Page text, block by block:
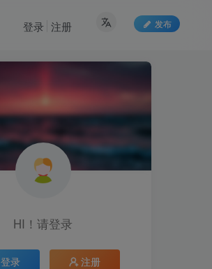
发布
登录 注册
HI！请登录
登录 注册